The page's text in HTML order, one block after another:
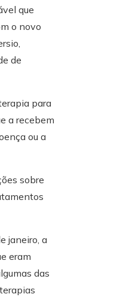
que
o novo
de
para
a recebem
ou a
sobre
janeiro, a
eram
das